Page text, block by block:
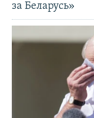
за Беларусь»